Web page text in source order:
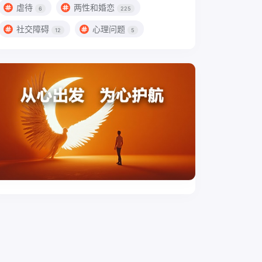
虐待 6 两性和婚恋 225
社交障碍 12 心理问题 5